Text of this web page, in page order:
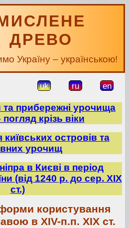
ДРЕВО
Україну – українською!
uk ru en
та прибережні урочища
погляд крізь віки
київських островів та
урочищ
в Києві в період
(від 1240 р. до сер. ХІХ
ст.)
користування
в XIV-п.п. XIX ст.